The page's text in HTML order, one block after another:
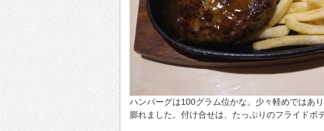
ハンバーグは100グラム位かな。少々軽めではあ
膨れました。付け合せは、たっぷりのフライドポ